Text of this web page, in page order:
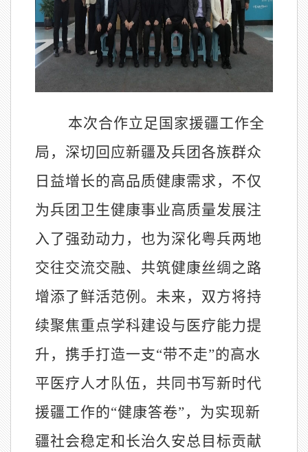
本次合作立足国家援疆工作全
局，深切回应新疆及兵团各族群众
日益增长的高品质健康需求，不仅
为兵团卫生健康事业高质量发展注
入了强劲动力，也为深化粤兵两地
交往交流交融、共筑健康丝绸之路
增添了鲜活范例。未来，双方将持
续聚焦重点学科建设与医疗能力提
升，携手打造一支“带不走”的高水
平医疗人才队伍，共同书写新时代
援疆工作的“健康答卷”，为实现新
疆社会稳定和长治久安总目标贡献